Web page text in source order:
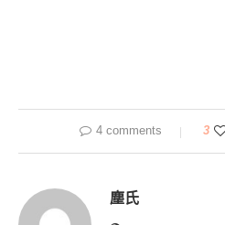
4 comments 3
塵氏